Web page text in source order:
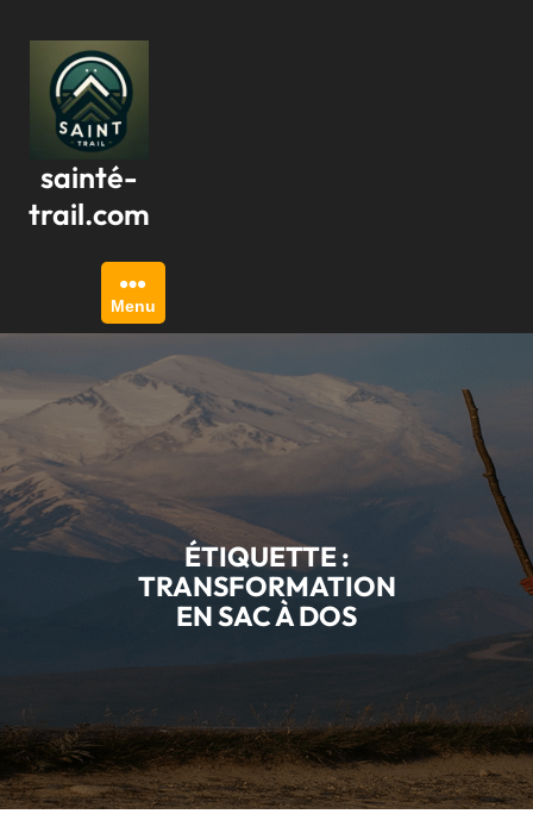
contenu
sainté-
trail.com
Menu
ÉTIQUETTE :
TRANSFORMATION
EN SAC À DOS